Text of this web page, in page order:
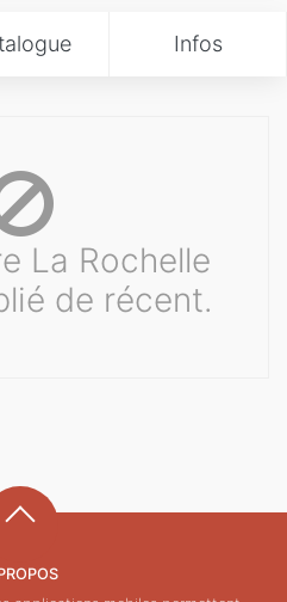
Infos
La Rochelle
de récent.